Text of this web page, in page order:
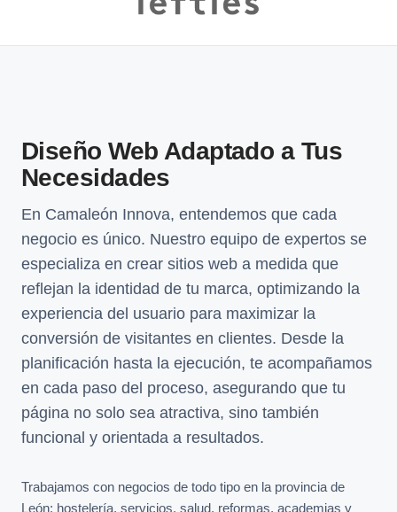
Diseño Web Adaptado a Tus
Necesidades
En Camaleón Innova, entendemos que cada
negocio es único. Nuestro equipo de expertos se
especializa en crear sitios web a medida que
reflejan la identidad de tu marca, optimizando la
experiencia del usuario para maximizar la
conversión de visitantes en clientes. Desde la
planificación hasta la ejecución, te acompañamos
en cada paso del proceso, asegurando que tu
página no solo sea atractiva, sino también
funcional y orientada a resultados.
Trabajamos con negocios de todo tipo en la provincia de
León: hostelería, servicios, salud, reformas, academias y